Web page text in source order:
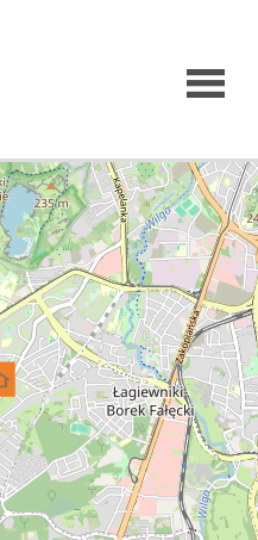
Sale
Rent
Services
About